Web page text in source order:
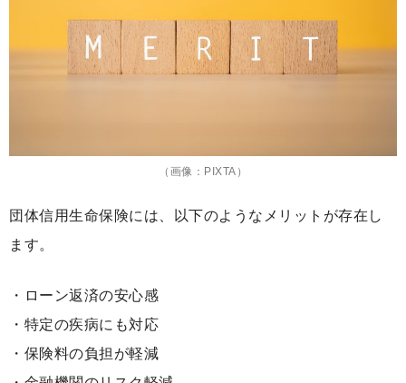
（画像：PIXTA）
団体信用生命保険には、以下のようなメリットが存在し
ます。
・ローン返済の安心感
・特定の疾病にも対応
・保険料の負担が軽減